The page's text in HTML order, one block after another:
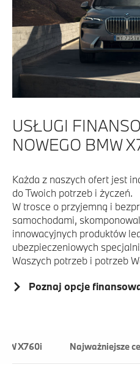
USŁUGI
NOWEGO BMW
Każda z naszych ofert jest
do Twoich potrzeb i życzeń.
W trosce o przyjemną i
samochodami,
innowacyjnych produktów
ubezpieczeniowych
Waszych potrzeb i potrzeb
Poznaj opcje
X760i Najważniejsze